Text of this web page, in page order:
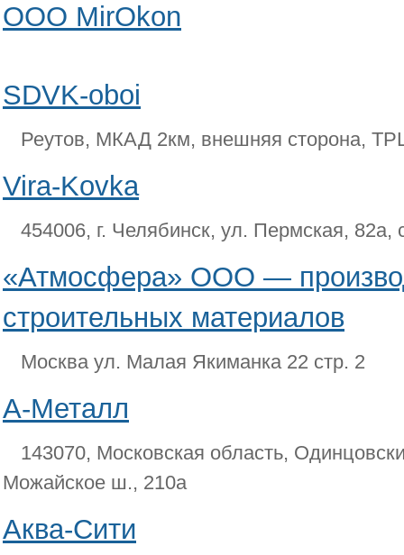
OOO MirOkon
SDVK-oboi
Реутов, МКАД 2км, внешняя сторона,
Vira-Kovka
454006, г. Челябинск, ул. Пермская, 82а,
«Атмосфера» ООО —
строительных материалов
Москва ул. Малая Якиманка 22 стр. 2
А-Металл
143070, Московская область,
Можайское ш., 210а
Аква-Сити